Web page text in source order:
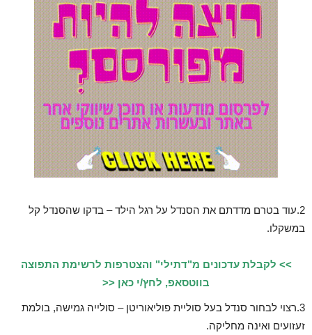
2.עוד בטרם מדדתם את הסנדל על רגל הילד – בדקו שהסנדל קל
במשקלו.
>> לקבלת עדכונים מ"דתילי" והצטרפות לרשימת התפוצה
בווטסאפ, לחץ/י כאן <<
3.רצוי לבחור סנדל בעל סוליית פוליאוריטן – סולייה גמישה, בולמת
זעזועים ואינה מחליקה.